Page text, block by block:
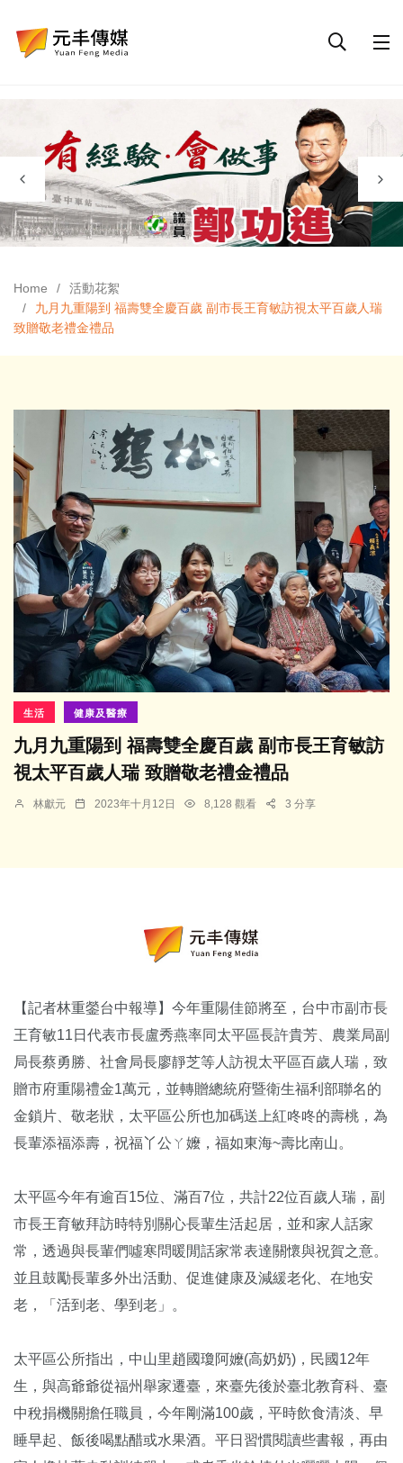
Home
活動花絮
九月九重陽到 福壽雙全慶百歲 副市長王育敏訪視太平百歲人瑞
致贈敬老禮金禮品
生活 健康及醫療
九月九重陽到 福壽雙全慶百歲 副市長王育敏訪
視太平百歲人瑞 致贈敬老禮金禮品
林獻元 2023年十月12日 8,128 觀看 3 分享
【記者林重鎣台中報導】今年重陽佳節將至，台中市副市長
王育敏11日代表市長盧秀燕率同太平區長許貴芳、農業局副
局長蔡勇勝、社會局長廖靜芝等人訪視太平區百歲人瑞，致
贈市府重陽禮金1萬元，並轉贈總統府暨衛生福利部聯名的
金鎖片、敬老狀，太平區公所也加碼送上紅咚咚的壽桃，為
長輩添福添壽，祝福丫公ㄚ嬤，福如東海~壽比南山。
太平區今年有逾百15位、滿百7位，共計22位百歲人瑞，副
市長王育敏拜訪時特別關心長輩生活起居，並和家人話家
常，透過與長輩們噓寒問暖閒話家常表達關懷與祝賀之意。
並且鼓勵長輩多外出活動、促進健康及減緩老化、在地安
老，「活到老、學到老」。
太平區公所指出，中山里趙國瓊阿嬤(高奶奶)，民國12年
生，與高爺爺從福州舉家遷臺，來臺先後於臺北教育科、臺
中稅捐機關擔任職員，今年剛滿100歲，平時飲食清淡、早
睡早起、飯後喝點醋或水果酒。平日習慣閱讀些書報，再由